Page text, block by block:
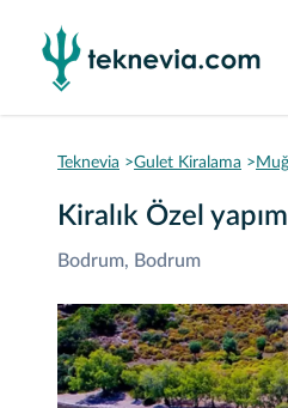
Teknevia Gulet Kiralama
Kiralık Özel
Bodrum, Bodrum